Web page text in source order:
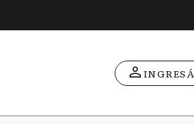
INGRESÁ